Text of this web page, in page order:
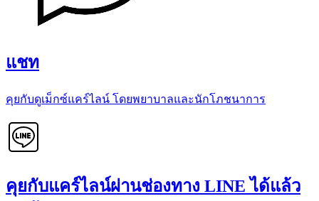
แชท
คุยกับดูเม็กซ์แคร์ไลน์ โดยพยาบาลและนักโภชนาการ
คุยกับแคร์ไลน์ผ่านช่องทาง LINE ได้แล้ว